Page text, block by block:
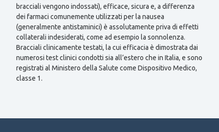
bracciali vengono indossati), efficace, sicura e, a differenza
dei farmaci comunemente utilizzati per la nausea
(generalmente antistaminici) è assolutamente priva di effetti
collaterali indesiderati, come ad esempio la sonnolenza.
Bracciali clinicamente testati, la cui efficacia è dimostrata dai
numerosi test clinici condotti sia all’estero che in Italia, e sono
registrati al Ministero della Salute come Dispositivo Medico,
classe 1.